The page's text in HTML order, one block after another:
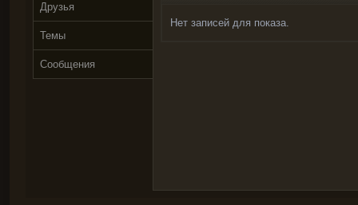
Друзья
Темы
Сообщения
Нет записей для показа.